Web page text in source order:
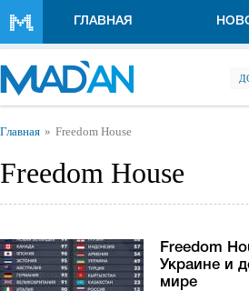
ГЛАВНАЯ
Вы здесь
Главная Freedom House
Freedom House
Freedom
Украине и
мире